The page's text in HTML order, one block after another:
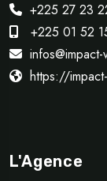
+225 27 23
+225 01 52
https://
L'Agence